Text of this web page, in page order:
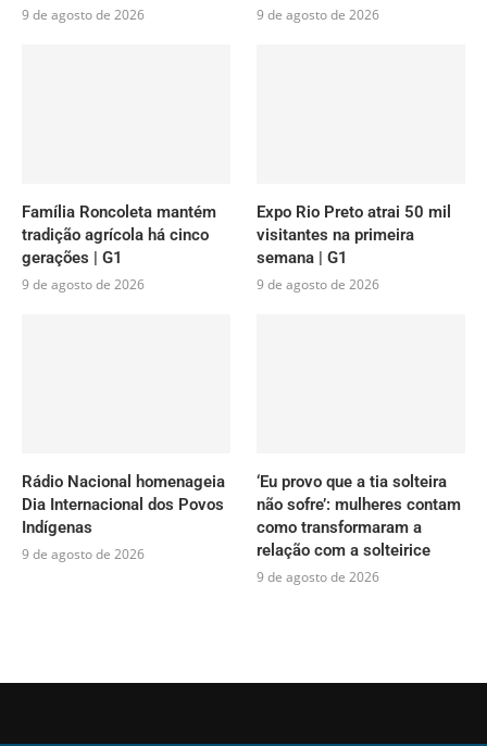
9 de agosto de 2026 9 de agosto de 2026
Família Roncoleta mantém
tradição agrícola há cinco
gerações | G1
9 de agosto de 2026
Expo Rio Preto atrai 50 mil
visitantes na primeira
semana | G1
9 de agosto de 2026
Rádio Nacional homenageia
Dia Internacional dos Povos
Indígenas
9 de agosto de 2026
‘Eu provo que a tia solteira
não sofre’: mulheres contam
como transformaram a
relação com a solteirice
9 de agosto de 2026